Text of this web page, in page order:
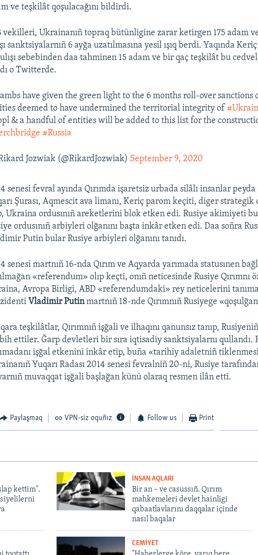
ve teşkilât qoşulacağını bildirdi.
vekilleri, Ukrainanıñ topraq bütünligine zarar ketirgen 175 adam
sanktsiyalarnıñ 6 ayğa uzatılmasına yesil ışıq berdi. Yaqında
sebebinden daa tahminen 15 adam ve bir qaç teşkilât bu
o Twitterde.
have given the green light to the 6 months roll-over sanctions
deemed to have undermined the territorial integrity of
& a handful of entities will be added to this list for the
#Russia
Jozwiak (@RikardJozwiak) September 9, 2020
senesi fevral ayında Qırımda işaretsiz urbada silâlı insanlar peyda
Şurası, Aqmescit ava limanı, Keriç parom keçiti, diger
Ukraina ordusınıñ areketlerini blok etken edi. Rusiye akimiyeti
ordusınıñ arbiyleri olğanını başta inkâr etken edi. Daa soñra
Putin bular Rusiye arbiyleri olğanını tanıdı.
senesi martnıñ 16-nda Qırım ve Aqyarda yarımada statusınen
«referendum» olıp keçti, onıñ neticesinde Rusiye Qırımnı
Avropa Birligi, ABD «referendumdaki» rey neticelerini
Vladimir Putinmartnıñ 18-nde Qırımnıñ Rusiyege
teşkilâtlar, Qırımnıñ işğali ve ilhaqını qanunsız tanıp,
ettiler. Ğarp devletleri bir sıra iqtisadiy sanktsiyalarnı qullandı.
işğal etkenini inkâr etip, buña «tarihiy adaletniñ
Yuqarı Radası 2014 senesi fevralniñ 20-ni, Rusiye
muvaqqat işğali başlağan künü olaraq resmen ilân etti.
Paylaşmaq VPN-siz oquñız Follow us Print
kettim".
İNSAN AQLARI
Bir an – ve casussıñ. Qırım
mahkemeleri devlet hainligi
qabaatlavlarını daqqalar içinde
nasıl baqalar
CEMİYET